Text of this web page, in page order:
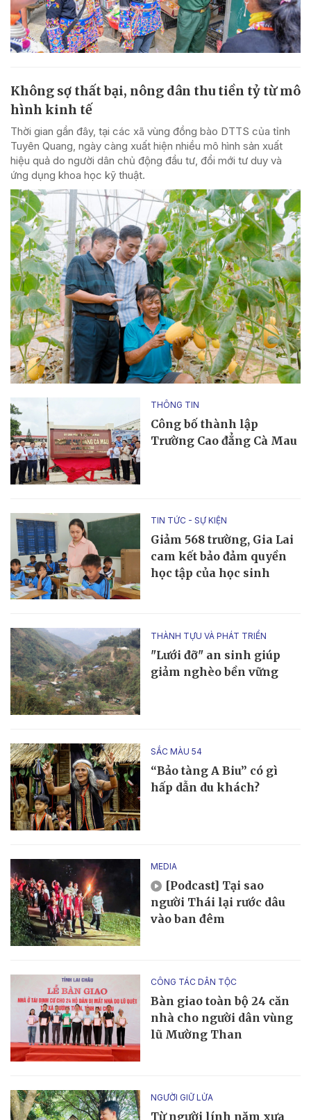
Không sợ thất bại, nông dân thu tiền tỷ từ mô
hình kinh tế
Thời gian gần đây, tại các xã vùng đồng bào DTTS của tỉnh
Tuyên Quang, ngày càng xuất hiện nhiều mô hình sản xuất
hiệu quả do người dân chủ động đầu tư, đổi mới tư duy và
ứng dụng khoa học kỹ thuật.
THÔNG TIN
Công bố thành lập
Trường Cao đẳng Cà Mau
TIN TỨC - SỰ KIỆN
Giảm 568 trường, Gia Lai
cam kết bảo đảm quyền
học tập của học sinh
THÀNH TỰU VÀ PHÁT TRIỂN
"Lưới đỡ" an sinh giúp
giảm nghèo bền vững
SẮC MÀU 54
“Bảo tàng A Biu” có gì
hấp dẫn du khách?
MEDIA
[Podcast] Tại sao
người Thái lại rước dâu
vào ban đêm
CÔNG TÁC DÂN TỘC
Bàn giao toàn bộ 24 căn
nhà cho người dân vùng
lũ Mường Than
NGƯỜI GIỮ LỬA
Từ người lính năm xưa